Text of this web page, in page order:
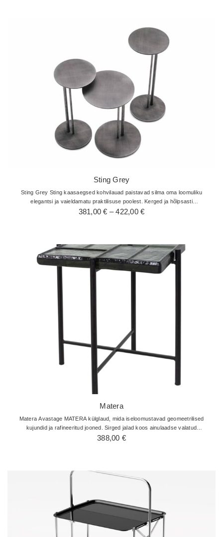
Sting Grey
Sting Grey Sting kaasaegsed kohvilauad paistavad silma oma loomuliku
elegantsi ja vaieldamatu praktilisuse poolest. Kerged ja hõlpsasti
käsitsetavad ning on uskumatult kasulikud ja multifunktsionaalsed…
381,00€ – 422,00€Hinnavahemik:
422,00 €
Matera
Matera Avastage MATERA külglaud, mida iseloomustavad geomeetrilised
kujundid ja rafineeritud jooned. Sirged jalad koos ainulaadse valatud
klaaspinnaga muudavad selle intrigeeriva konstruktsiooni ideaalseks
388,00 €